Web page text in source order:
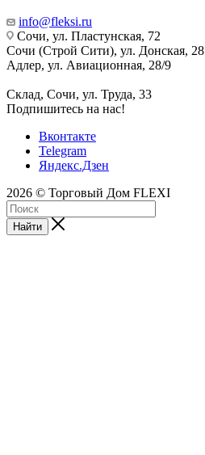
info@fleksi.ru
Сочи, ул. Пластунская, 72
Сочи (Строй Сити), ул. Донская, 28
Адлер, ул. Авиационная, 28/9
Склад, Сочи, ул. Труда, 33
Подпишитесь на нас!
Вконтакте
Telegram
Яндекс.Дзен
2026 © Торговый Дом FLEXI
Найти